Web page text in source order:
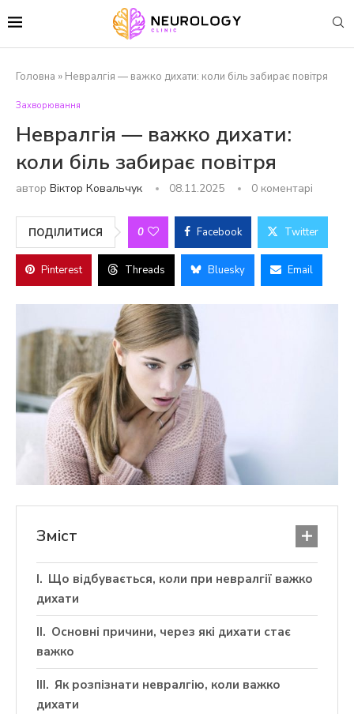
Головна » Невралгія — важко дихати: коли біль забирає повітря
Захворювання
Невралгія — важко дихати:
коли біль забирає повітря
автор Віктор Ковальчук 08.11.2025 0 коментарі
ПОДІЛИТИСЯ 0 Facebook Twitter
Pinterest Threads Bluesky Email
Зміст
Що відбувається, коли при невралгії важко
дихати
Основні причини, через які дихати стає
важко
Як розпізнати невралгію, коли важко
дихати